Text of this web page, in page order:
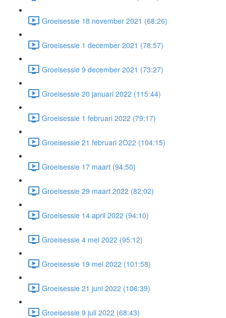
Groeisessie 18 november 2021 (68:26)
Groeisessie 1 december 2021 (78:57)
Groeisessie 9 december 2021 (73:27)
Groeisessie 20 januari 2022 (115:44)
Groeisessie 1 februari 2022 (79:17)
Groeisessie 21 februari 2O22 (104:15)
Groeisessie 17 maart (94:50)
Groeisessie 29 maart 2022 (82:02)
Groeisessie 14 april 2022 (94:10)
Groeisessie 4 mei 2022 (95:12)
Groeisessie 19 mei 2022 (101:58)
Groeisessie 21 juni 2022 (106:39)
Groeisessie 9 juli 2022 (68:43)